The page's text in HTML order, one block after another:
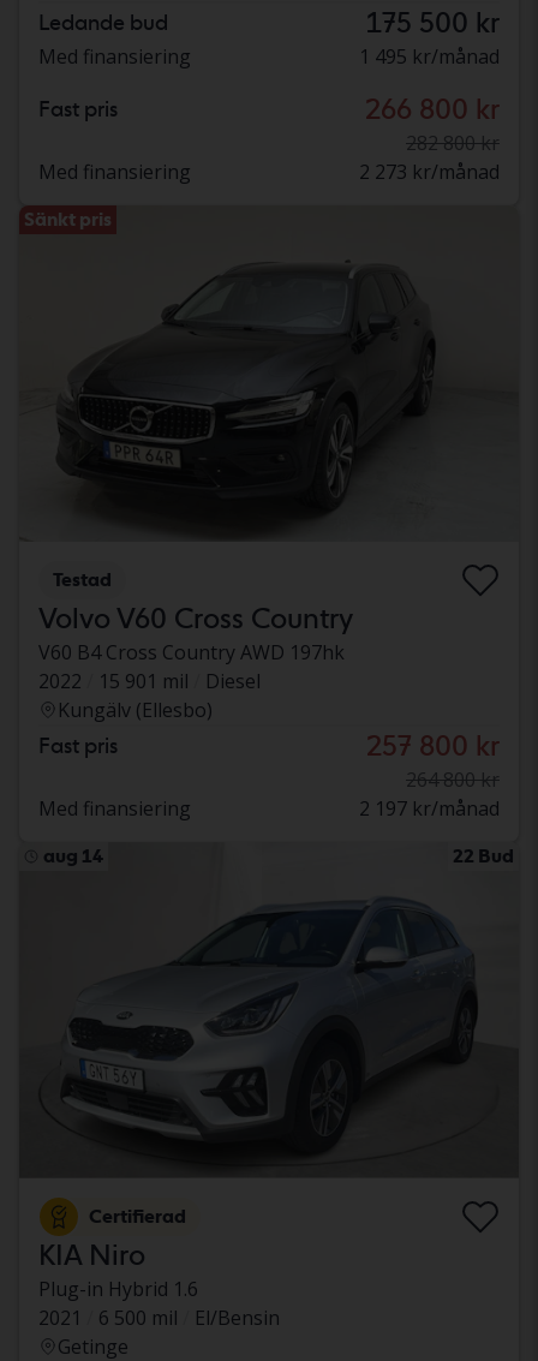
Ledande bud 175 500 kr
Med finansiering 1 495 kr/månad
Fast pris 266 800 kr
282 800 kr
Med finansiering
2 273 kr/månad
Sänkt pris
Testad
Volvo V60 Cross Country
V60 B4 Cross Country AWD 197hk
2022
15 901 mil
Diesel
Kungälv (Ellesbo)
Fast pris 257 800 kr
264 800 kr
Med finansiering
2 197 kr/månad
aug 14 22 Bud
Certifierad
KIA Niro
Plug-in Hybrid 1.6
2021
6 500 mil
El/Bensin
Getinge